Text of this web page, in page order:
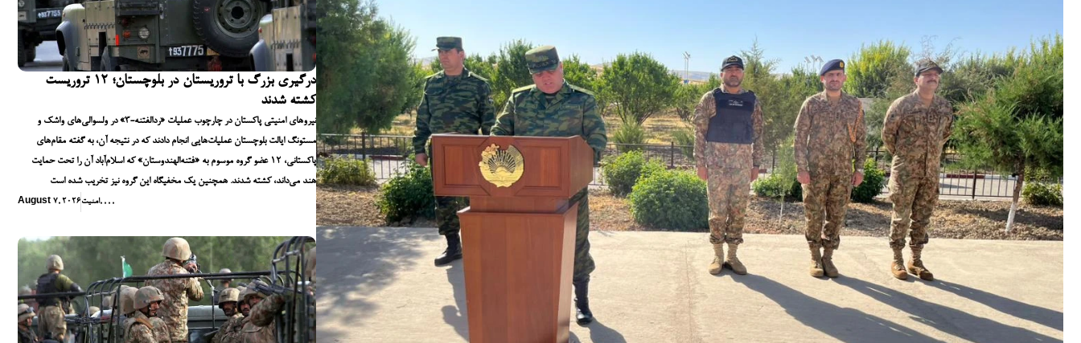
درگیری بزرگ با تروریستان در بلوچستان؛ ۱۲ تروریست
کشته شدند
نیروهای امنیتی پاکستان در چارچوب عملیات «ردالفتنه-۳» در ولسوالی‌های واشک و
مستونگ ایالت بلوچستان عملیات‌هایی انجام دادند که در نتیجه آن، به گفته مقام‌های
پاکستانی، ۱۲ عضو گروه موسوم به «فتنه‌الهندوستان» که اسلام‌آباد آن را تحت حمایت
هند می‌داند، کشته شدند. همچنین یک مخفیگاه این گروه نیز تخریب شده است
August 7, 2026امنیت, , , ,